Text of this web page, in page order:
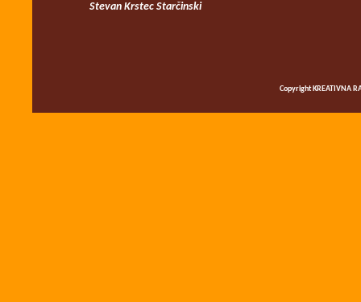
Stevan Krstec Starčinski
Copyright KREATIVNA